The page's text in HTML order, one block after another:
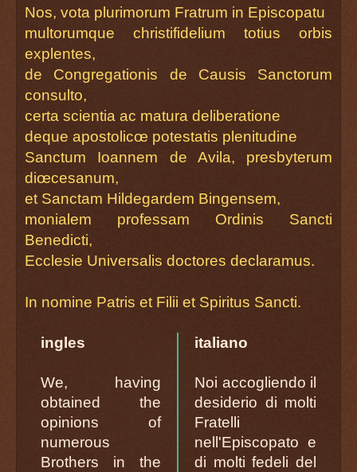
Nos, vota plurimorum Fratrum in Episcopatu
multorumque christifidelium totius orbis
explentes,
de Congregationis de Causis Sanctorum
consulto,
certa scientia ac matura deliberatione
deque apostolicœ potestatis plenitudine
Sanctum Ioannem de Avila, presbyterum
diœcesanum,
et Sanctam Hildegardem Bingensem,
monialem professam Ordinis Sancti
Benedicti,
Ecclesie Universalis doctores declaramus.
In nomine Patris et Filii et Spiritus Sancti.
ingles
We, having
obtained the
opinions of
numerous
Brothers in the
italiano
Noi accogliendo il
desiderio di molti
Fratelli
nell'Episcopato e
di molti fedeli del